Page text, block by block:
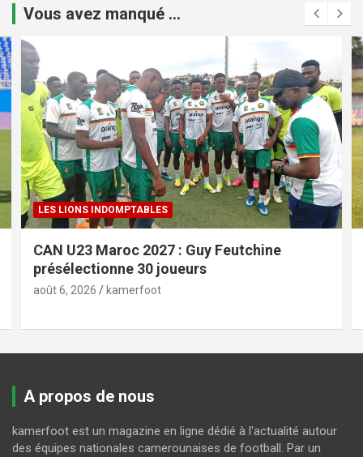
Vous avez manqué ...
LES LIONS INDOMPTABLES
CAN U23 Maroc 2027 : Guy Feutchine
présélectionne 30 joueurs
août 6, 2026 kamerfoot
A propos de nous
kamerfoot est un magazine en ligne dédié à l'actualité autour
des équipes nationales camerounaises de football. Par un